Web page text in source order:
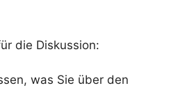
die Diskussion:
was Sie über den